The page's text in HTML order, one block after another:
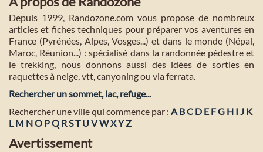
Depuis 1999, Randozone.com vous propose de nombreux
articles et fiches techniques pour préparer vos aventures en
France (Pyrénées, Alpes, Vosges...) et dans le monde (Népal,
Maroc, Réunion...) : spécialisé dans la randonnée pédestre et
le trekking, nous donnons aussi des idées de sorties en
raquettes à neige, vtt, canyoning ou via ferrata.
Rechercher un sommet, lac, refuge...
Rechercher une ville qui commence par : A BC D E FG H I J K
L M NO PQ RST U VWXYZ
Avertissement